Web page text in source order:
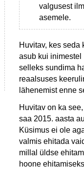
valgusest
asemele.
Huvitav, kes seda
asub kui
selleks sundima
reaalsuses
lähenemist enne
Huvitav on ka
saa 2015. aasta
Küsimus ei ole
valmis ehitada
millal üldse
hoone